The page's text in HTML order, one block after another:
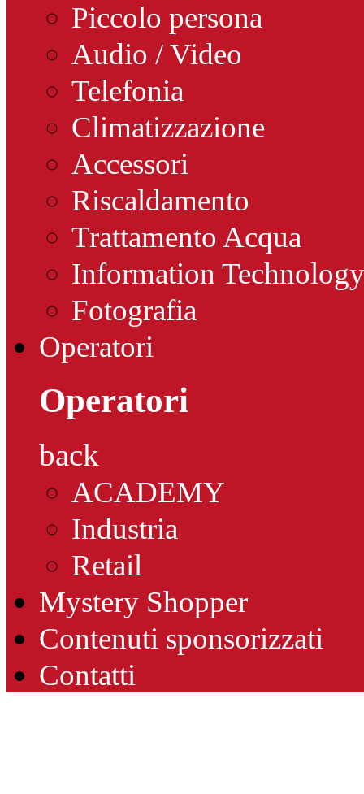
Piccolo persona
Audio / Video
Telefonia
Climatizzazione
Accessori
Riscaldamento
Trattamento Acqua
Information Technology
Fotografia
Operatori
Operatori
back
ACADEMY
Industria
Retail
Mystery Shopper
Contenuti sponsorizzati
Contatti